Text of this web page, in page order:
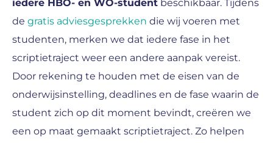
iedere HBO- en WO-student beschikbaar. Tijdens
de gratis adviesgesprekken die wij voeren met
studenten, merken we dat iedere fase in het
scriptietraject weer een andere aanpak vereist.
Door rekening te houden met de eisen van de
onderwijsinstelling, deadlines en de fase waarin de
student zich op dit moment bevindt, creëren we
een op maat gemaakt scriptietraject. Zo helpen